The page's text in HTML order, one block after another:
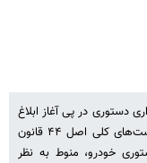
دستوری در پی آغاز ابلاغ
برنامه توسعه هفتم، عضو شورای عالی اجرای سیاست‌های کلی اصل ۴۴ قانون
خودرو، منوط به نظر